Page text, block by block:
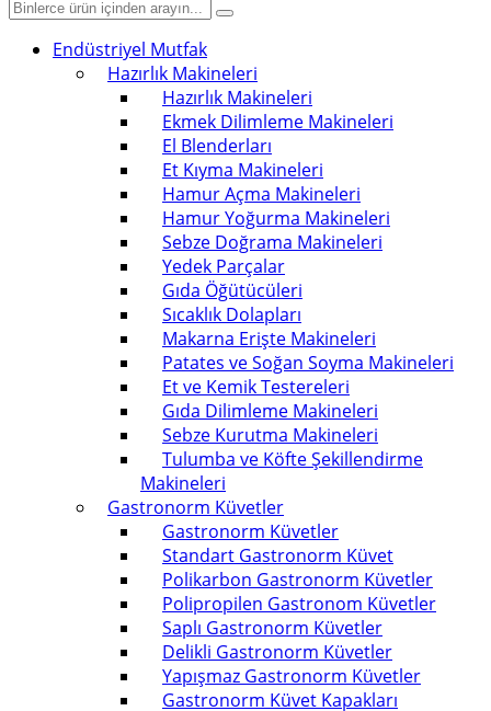
Endüstriyel Mutfak
Hazırlık Makineleri
Hazırlık Makineleri
Ekmek Dilimleme Makineleri
El Blenderları
Et Kıyma Makineleri
Hamur Açma Makineleri
Hamur Yoğurma Makineleri
Sebze Doğrama Makineleri
Yedek Parçalar
Gıda Öğütücüleri
Sıcaklık Dolapları
Makarna Erişte Makineleri
Patates ve Soğan Soyma Makineleri
Et ve Kemik Testereleri
Gıda Dilimleme Makineleri
Sebze Kurutma Makineleri
Tulumba ve Köfte Şekillendirme
Makineleri
Gastronorm Küvetler
Gastronorm Küvetler
Standart Gastronorm Küvet
Polikarbon Gastronorm Küvetler
Polipropilen Gastronom Küvetler
Saplı Gastronorm Küvetler
Delikli Gastronorm Küvetler
Yapışmaz Gastronorm Küvetler
Gastronorm Küvet Kapakları